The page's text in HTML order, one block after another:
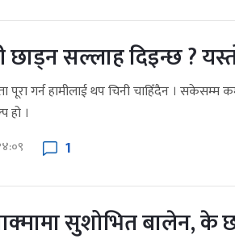
छाड्न सल्लाह दिइन्छ ?
गर्न हामीलाई थप चिनी चाहिँदैन । सकेसम्म
हो ।
1
सुशोभित बालेन, के